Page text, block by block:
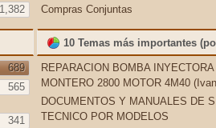
1,382 Compras Conjuntas
689
565
341
10 Temas más importantes
REPARACION BOMBA
MONTERO 2800 MOTOR 4M40
DOCUMENTOS Y MANUALES DE
TECNICO POR MODELOS